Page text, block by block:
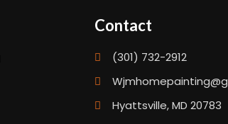
Contact
(301) 732-2912
Hyattsville, MD 20783